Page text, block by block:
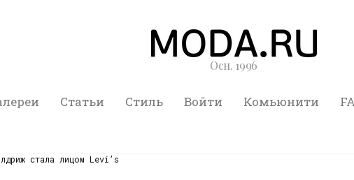
Осн. 1996
Статьи Стиль Войти Комьюнити
стала лицом Levi’s